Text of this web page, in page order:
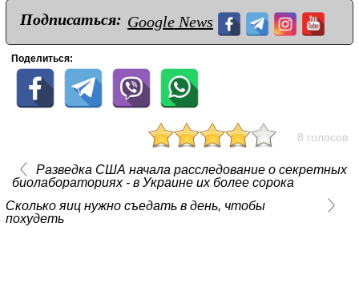
Подписаться: Google News
Поделиться:
8 голосов
Разведка США начала расследование о секретных
биолабораториях - в Украине их более сорока
Сколько яиц нужно съедать в день, чтобы
похудеть